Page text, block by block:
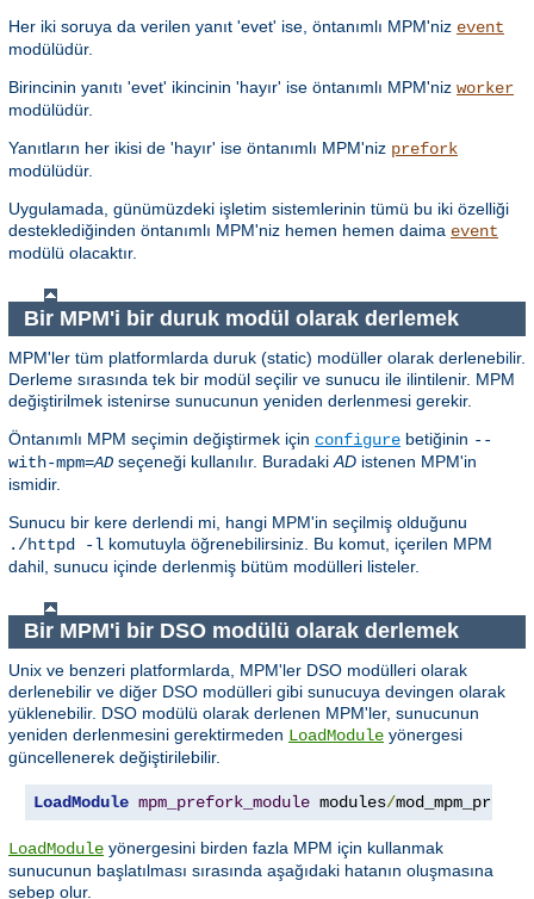
Her iki soruya da verilen yanıt 'evet' ise, öntanımlı MPM'niz event
modülüdür.
Birincinin yanıtı 'evet' ikincinin 'hayır' ise öntanımlı MPM'niz worker
modülüdür.
Yanıtların her ikisi de 'hayır' ise öntanımlı MPM'niz prefork
modülüdür.
Uygulamada, günümüzdeki işletim sistemlerinin tümü bu iki özelliği
desteklediğinden öntanımlı MPM'niz hemen hemen daima event
modülü olacaktır.
Bir MPM'i bir duruk modül olarak derlemek
MPM'ler tüm platformlarda duruk (static) modüller olarak derlenebilir.
Derleme sırasında tek bir modül seçilir ve sunucu ile ilintilenir. MPM
değiştirilmek istenirse sunucunun yeniden derlenmesi gerekir.
Öntanımlı MPM seçimin değiştirmek için configure betiğinin --
with-mpm=AD seçeneği kullanılır. Buradaki AD istenen MPM'in
ismidir.
Sunucu bir kere derlendi mi, hangi MPM'in seçilmiş olduğunu
./httpd -l komutuyla öğrenebilirsiniz. Bu komut, içerilen MPM
dahil, sunucu içinde derlenmiş bütüm modülleri listeler.
Bir MPM'i bir DSO modülü olarak derlemek
Unix ve benzeri platformlarda, MPM'ler DSO modülleri olarak
derlenebilir ve diğer DSO modülleri gibi sunucuya devingen olarak
yüklenebilir. DSO modülü olarak derlenen MPM'ler, sunucunun
yeniden derlenmesini gerektirmeden LoadModule yönergesi
güncellenerek değiştirilebilir.
LoadModule mpm_prefork_module modules/
LoadModule yönergesini birden fazla MPM için kullanmak
sunucunun başlatılması sırasında aşağıdaki hatanın oluşmasına
sebep olur.